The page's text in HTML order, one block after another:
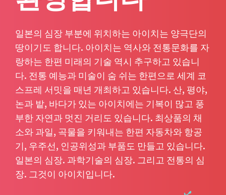
일본의 심장 부분에 위치하는 아이치는 양극단의
땅이기도 합니다. 아이치는 역사와 전통문화를 자
랑하는 한편 미래의 기술 역시 추구하고 있습니
다. 전통 예능과 미술이 숨 쉬는 한편으로 세계 코
스프레 서밋을 매년 개최하고 있습니다. 산, 평야,
논과 밭, 바다가 있는 아이치에는 기복이 많고 풍
부한 자연과 멋진 거리도 있습니다. 최상품의 채
소와 과일, 곡물을 키워내는 한편 자동차와 항공
기, 우주선, 인공위성과 부품도 만들고 있습니다.
일본의 심장. 과학기술의 심장. 그리고 전통의 심
장. 그것이 아이치입니다.